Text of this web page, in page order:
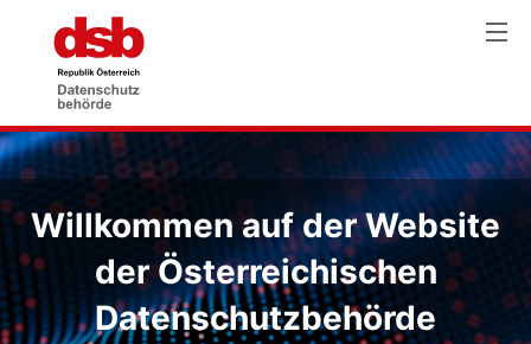
Willkommen auf der Website
der Österreichischen
Datenschutzbehörde